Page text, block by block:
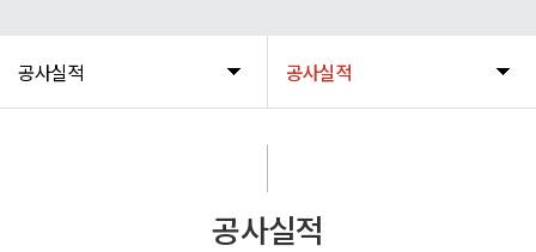
공사실적 공사실적
공사실적